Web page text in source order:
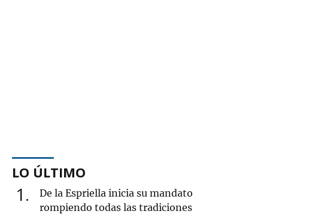
LO ÚLTIMO
1
De la Espriella inicia su mandato
rompiendo todas las tradiciones